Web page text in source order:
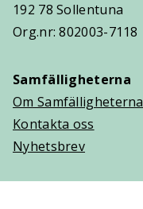
192 78 Sollentuna
Org.nr: 802003-7118
Samfälligheterna
Om Samfälligheterna
Kontakta oss
Nyhetsbrev